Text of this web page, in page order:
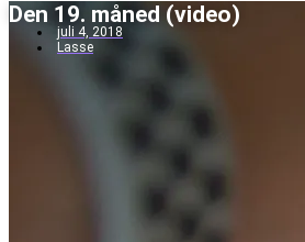
Den 19. måned (video)
juli 4, 2018
Lasse